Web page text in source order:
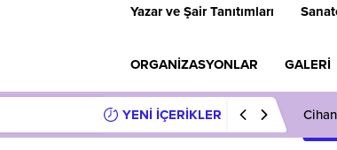
Yazar ve Şair Tanıtımları
ORGANİZASYONLAR GALERİ
YENİ İÇERİKLER